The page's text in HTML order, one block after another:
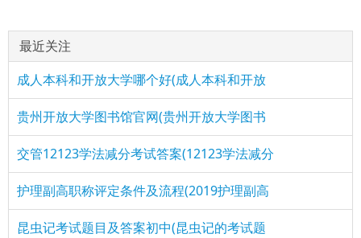
最近关注
成人本科和开放大学哪个好(成人本科和开放
贵州开放大学图书馆官网(贵州开放大学图书
交管12123学法减分考试答案(12123学法减分
护理副高职称评定条件及流程(2019护理副高
昆虫记考试题目及答案初中(昆虫记的考试题